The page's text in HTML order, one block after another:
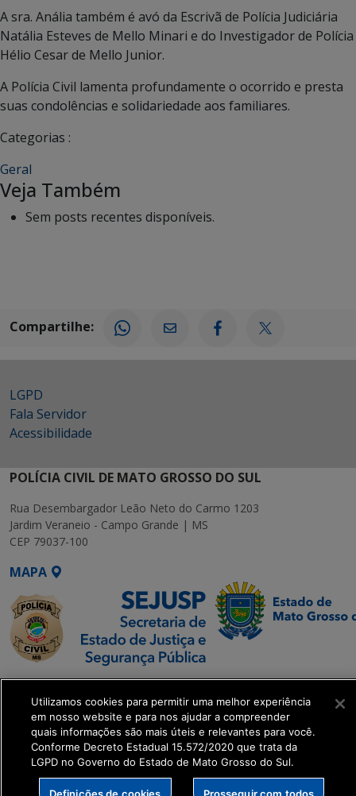
A sra. Anália também é avó da Escrivã de Polícia Judiciária
Natália Esteves de Mello Minari e do Investigador de Polícia
Hélio Cesar de Mello Junior.
A Polícia Civil lamenta profundamente o ocorrido e presta
suas condolências e solidariedade aos familiares.
Categorias :
Geral
Veja Também
Sem posts recentes disponíveis.
Compartilhe:
LGPD
Fala Servidor
Acessibilidade
POLÍCIA CIVIL DE MATO GROSSO DO SUL
Rua Desembargador Leão Neto do Carmo 1203
Jardim Veraneio - Campo Grande | MS
CEP 79037-100
MAPA
SETDIG | Secretaria-
Executiva de
Transformação Digital
get_footer();
Utilizamos cookies para permitir uma melhor experiência
em nosso website e para nos ajudar a compreender
quais informações são mais úteis e relevantes para você.
Conforme Decreto Estadual 15.572/2020 que trata da
LGPD no Governo do Estado de Mato Grosso do Sul.
Definições de cookies Prosseguir com todos